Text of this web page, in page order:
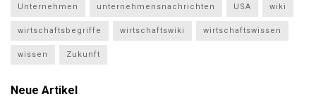
Unternehmen unternehmensnachrichten USA wiki
wirtschaftsbegriffe wirtschaftswiki wirtschaftswissen
wissen Zukunft
Neue Artikel